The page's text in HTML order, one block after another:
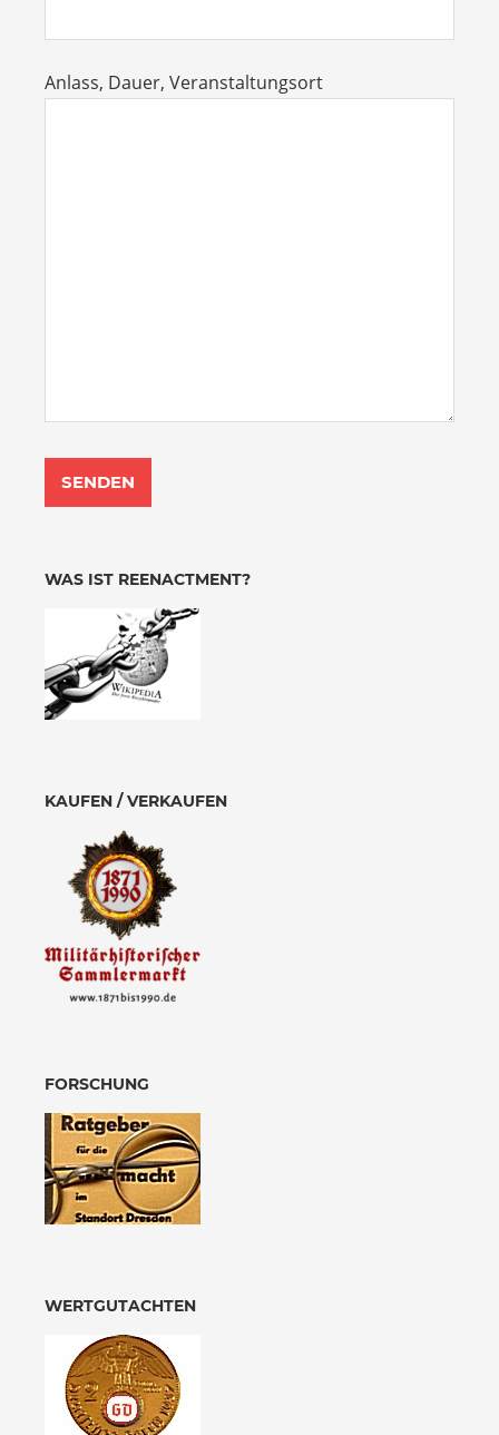
Anlass, Dauer, Veranstaltungsort
WAS IST REENACTMENT?
KAUFEN / VERKAUFEN
FORSCHUNG
WERTGUTACHTEN